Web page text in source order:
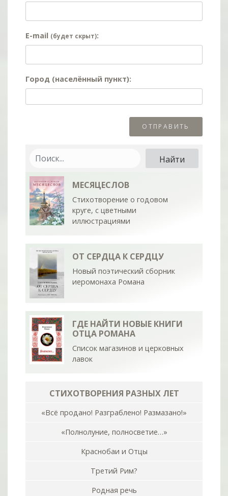
E-mail (будет скрыт):
Город (населённый пункт):
МЕСЯЦЕСЛОВ
Стихотворение о годовом
круге, с цветными
иллюстрациями
ОТ СЕРДЦА К СЕРДЦУ
Новый поэтический сборник
иеромонаха Романа
ГДЕ НАЙТИ НОВЫЕ КНИГИ
ОТЦА РОМАНА
Список магазинов и церковных
лавок
СТИХОТВОРЕНИЯ РАЗНЫХ ЛЕТ
«Всё продано! Разграблено! Размазано!»
«Полнолуние, полносветие…»
Краснобаи и Отцы
Третий Рим?
Родная речь